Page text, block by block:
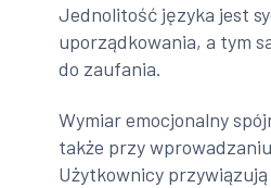
Jednolitość języka jest
uporządkowania, a tym
do zaufania.
Wymiar emocjonalny
także przy
Użytkownicy